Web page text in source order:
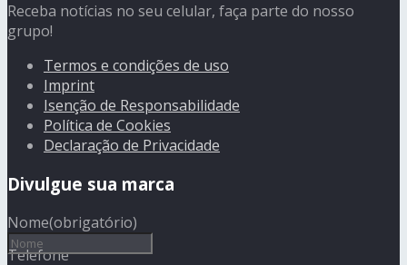
Receba notícias no seu celular, faça parte do nosso
grupo!
Termos e condições de uso
Imprint
Isenção de Responsabilidade
Política de Cookies
Declaração de Privacidade
Divulgue sua marca
Nome(obrigatório)
Telefone